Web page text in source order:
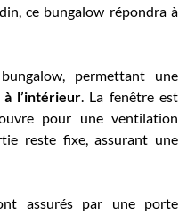
ce bungalow répondra à
permettant une
l’intérieur. La fenêtre est
pour une ventilation
reste fixe, assurant une
assurés par une porte